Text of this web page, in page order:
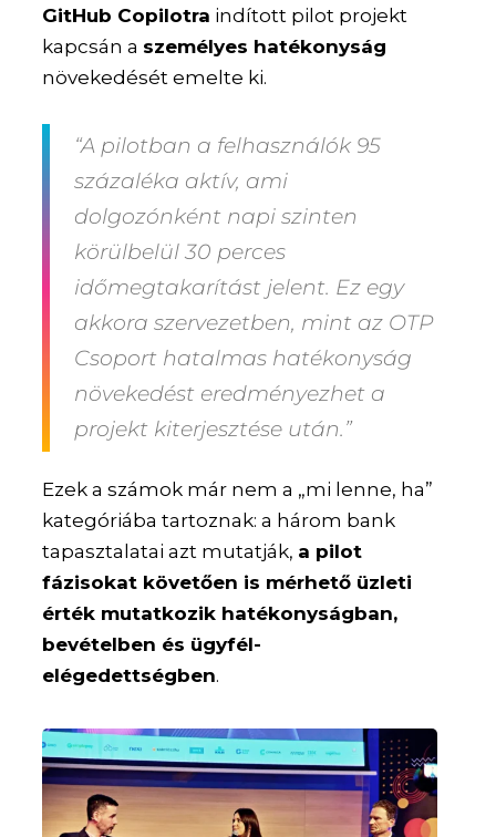
GitHub Copilotra indított pilot projekt
kapcsán a személyes hatékonyság
növekedését emelte ki.
“A pilotban a felhasználók 95
százaléka aktív, ami
dolgozónként napi szinten
körülbelül 30 perces
időmegtakarítást jelent. Ez egy
akkora szervezetben, mint az OTP
Csoport hatalmas hatékonyság
növekedést eredményezhet a
projekt kiterjesztése után.”
Ezek a számok már nem a „mi lenne, ha”
kategóriába tartoznak: a három bank
tapasztalatai azt mutatják, a pilot
fázisokat követően is mérhető üzleti
érték mutatkozik hatékonyságban,
bevételben és ügyfél-
elégedettségben.